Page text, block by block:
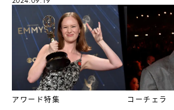
アワード特集 コーチェラ